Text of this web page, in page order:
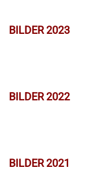
BILDER 2023
BILDER 2022
BILDER 2021